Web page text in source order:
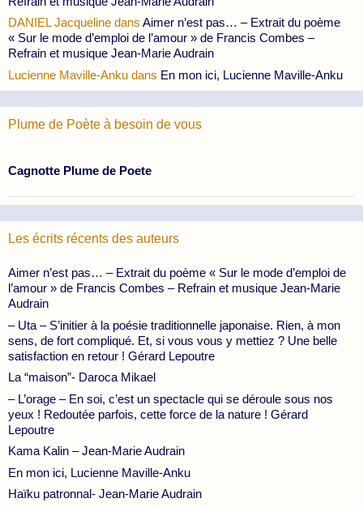
DANIEL Jacqueline dans Aimer n’est pas… – Extrait du poème
« Sur le mode d’emploi de l’amour » de Francis Combes –
Refrain et musique Jean-Marie Audrain
Lucienne Maville-Anku dans En mon ici, Lucienne Maville-Anku
Plume de Poète à besoin de vous
Cagnotte Plume de Poete
Les écrits récents des auteurs
Aimer n’est pas… – Extrait du poème « Sur le mode d’emploi de
l’amour » de Francis Combes – Refrain et musique Jean-Marie
Audrain
– Uta – S’initier à la poésie traditionnelle japonaise. Rien, à mon
sens, de fort compliqué. Et, si vous vous y mettiez ? Une belle
satisfaction en retour ! Gérard Lepoutre
La “maison”- Daroca Mikael
– L’orage – En soi, c’est un spectacle qui se déroule sous nos
yeux ! Redoutée parfois, cette force de la nature ! Gérard
Lepoutre
Kama Kalin – Jean-Marie Audrain
En mon ici, Lucienne Maville-Anku
Haïku patronnal- Jean-Marie Audrain